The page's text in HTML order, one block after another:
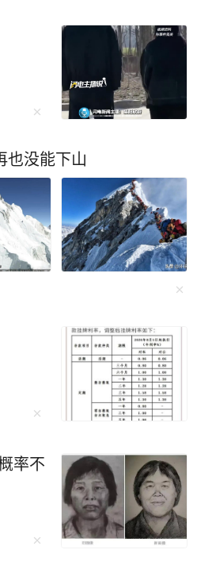
也没能下山
率不